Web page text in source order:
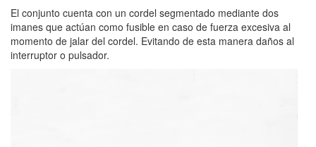
El conjunto cuenta con un cordel segmentado mediante dos
imanes que actúan como fusible en caso de fuerza excesiva al
momento de jalar del cordel. Evitando de esta manera daños al
interruptor o pulsador.